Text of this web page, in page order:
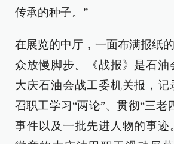
传承的种子。”
在展览的中厅，一面布满报纸
众放慢脚步。《战报》是石油
大庆石油会战工委机关报，记
召职工学习“两论”、贯彻“三老
事件以及一批先进人物的事迹